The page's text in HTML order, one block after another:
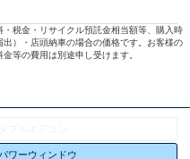
税金・リサイクル預託金相当額等、購入時
）・店頭納車の場合の価格です。お客様の
等の費用は別途申し受けます。
パワーウィンドウ